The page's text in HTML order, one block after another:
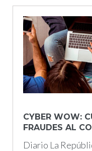
CYBER WOW:
FRAUDES AL
Diario La